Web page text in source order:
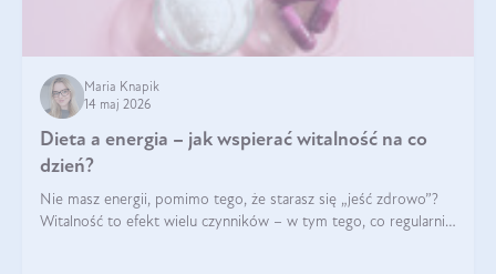
Maria Knapik
14 maj 2026
Dieta a energia – jak wspierać witalność na co
dzień?
Nie masz energii, pomimo tego, że starasz się „jeść zdrowo”?
Witalność to efekt wielu czynników – w tym tego, co regularnie